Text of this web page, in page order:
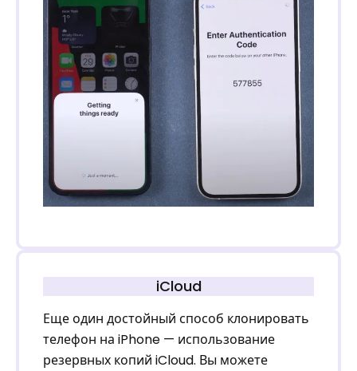
iCloud
Еще один достойный способ клонировать
телефон на iPhone — использование
резервных копий iCloud. Вы можете